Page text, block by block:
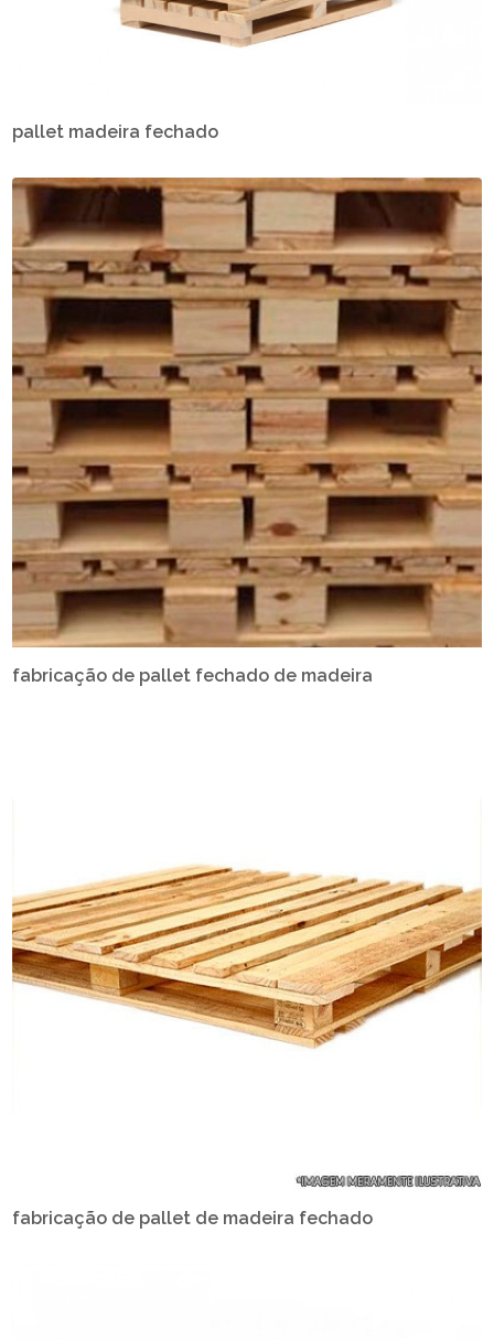
pallet madeira fechado
fabricação de pallet fechado de madeira
fabricação de pallet de madeira fechado